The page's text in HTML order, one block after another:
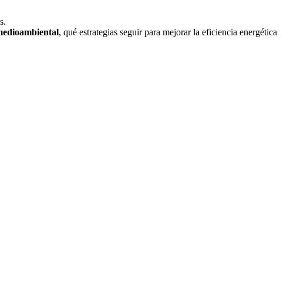
, qué estrategias seguir para mejorar la eficiencia energética